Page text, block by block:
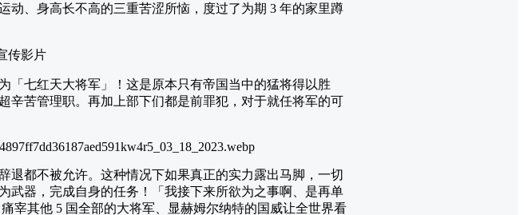
动、身高长不高的三重苦涩所恼，度过了为期 3 年的家里蹲
「七红天大将军」！这是原本只有帝国当中的猛将得以胜
辛苦管理职。再加上部下们都是前罪犯，对于就任将军的可
退都不被允许。这种情况下如果真正的实力露出马脚，一切
器，完成自身的任务！「我接下来所欲为之事啊、是再单
其他 5 国全部的大将军、显赫姆尔纳特的国威让全世界看